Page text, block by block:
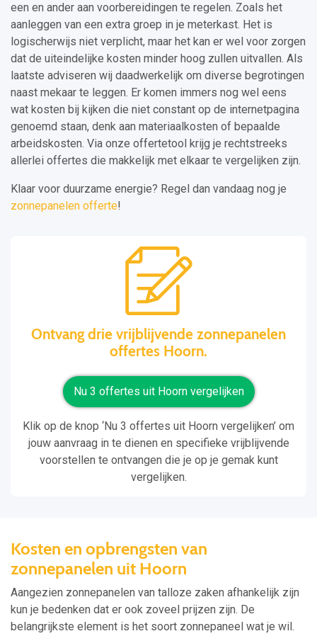
een en ander aan voorbereidingen te regelen. Zoals het
aanleggen van een extra groep in je meterkast. Het is
logischerwijs niet verplicht, maar het kan er wel voor zorgen
dat de uiteindelijke kosten minder hoog zullen uitvallen. Als
laatste adviseren wij daadwerkelijk om diverse begrotingen
naast mekaar te leggen. Er komen immers nog wel eens
wat kosten bij kijken die niet constant op de internetpagina
genoemd staan, denk aan materiaalkosten of bepaalde
arbeidskosten. Via onze offertetool krijg je rechtstreeks
allerlei offertes die makkelijk met elkaar te vergelijken zijn.
Klaar voor duurzame energie? Regel dan vandaag nog je
zonnepanelen offerte!
Ontvang drie vrijblijvende zonnepanelen
offertes Hoorn.
Nu 3 offertes uit Hoorn vergelijken
Klik op de knop ‘Nu 3 offertes uit Hoorn vergelijken’ om
jouw aanvraag in te dienen en specifieke vrijblijvende
voorstellen te ontvangen die je op je gemak kunt
vergelijken.
Kosten en opbrengsten van
zonnepanelen uit Hoorn
Aangezien zonnepanelen van talloze zaken afhankelijk zijn
kun je bedenken dat er ook zoveel prijzen zijn. De
belangrijkste element is het soort zonnepaneel wat je wil.